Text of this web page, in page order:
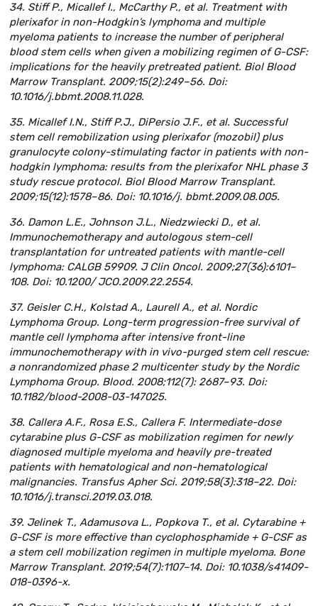
34. Stiff P., Micallef I., McCarthy P., et al. Treatment with
plerixafor in non-Hodgkin’s lymphoma and multiple
myeloma patients to increase the number of peripheral
blood stem cells when given a mobilizing regimen of G-CSF:
implications for the heavily pretreated patient. Biol Blood
Marrow Transplant. 2009;15(2):249–56. Doi:
10.1016/j.bbmt.2008.11.028.
35. Micallef I.N., Stiff P.J., DiPersio J.F., et al. Successful
stem cell remobilization using plerixafor (mozobil) plus
granulocyte colony-stimulating factor in patients with non-
hodgkin lymphoma: results from the plerixafor NHL phase 3
study rescue protocol. Biol Blood Marrow Transplant.
2009;15(12):1578–86. Doi: 10.1016/j. bbmt.2009.08.005.
36. Damon L.E., Johnson J.L., Niedzwiecki D., et al.
Immunochemotherapy and autologous stem-cell
transplantation for untreated patients with mantle-cell
lymphoma: CALGB 59909. J Clin Oncol. 2009;27(36):6101–
108. Doi: 10.1200/ JCO.2009.22.2554.
37. Geisler C.H., Kolstad A., Laurell A., et al. Nordic
Lymphoma Group. Long-term progression-free survival of
mantle cell lymphoma after intensive front-line
immunochemotherapy with in vivo-purged stem cell rescue:
a nonrandomized phase 2 multicenter study by the Nordic
Lymphoma Group. Blood. 2008;112(7): 2687–93. Doi:
10.1182/blood-2008-03-147025.
38. Callera A.F., Rosa E.S., Callera F. Intermediate-dose
cytarabine plus G-CSF as mobilization regimen for newly
diagnosed multiple myeloma and heavily pre-treated
patients with hematological and non-hematological
malignancies. Transfus Apher Sci. 2019;58(3):318–22. Doi:
10.1016/j.transci.2019.03.018.
39. Jelinek T., Adamusova L., Popkova T., et al. Cytarabine +
G-CSF is more effective than cyclophosphamide + G-CSF as
a stem cell mobilization regimen in multiple myeloma. Bone
Marrow Transplant. 2019;54(7):1107–14. Doi: 10.1038/s41409-
018-0396-x.